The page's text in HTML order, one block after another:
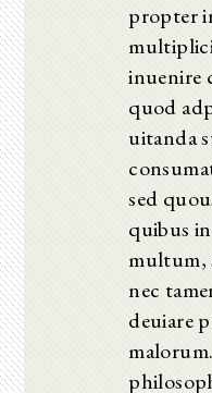
propter
inuenire
quod
uitanda
sed
quibus
multum,
nec
deuiare